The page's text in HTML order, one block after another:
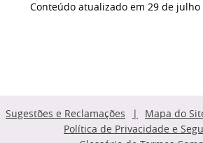
Conteúdo atualizado em 29 de julho
Sugestões e Reclamações Mapa do
Política de Privacidade e